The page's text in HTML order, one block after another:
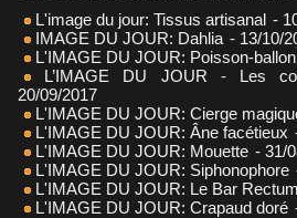
L'image du jour: Tissus artisanal -
IMAGE DU JOUR: Dahlia - 13/10/
L'IMAGE DU JOUR: Poisson-ballon
L’IMAGE DU JOUR - Les
20/09/2017
L'IMAGE DU JOUR: Cierge
L'IMAGE DU JOUR: Âne facétieux
L'IMAGE DU JOUR: Mouette - 31/
L'IMAGE DU JOUR: Siphonophore
L'IMAGE DU JOUR: Le Bar Rectum
L'IMAGE DU JOUR: Crapaud doré